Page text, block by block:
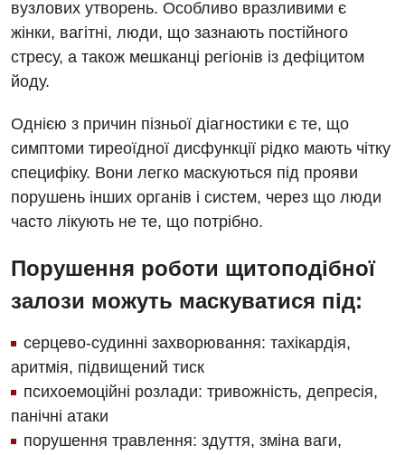
Вакцинація
Гематологія
Дерматовенерологія
Дієтологія
Ендокринологія
Кардіологія
Мамологія
Медична психологія
Неврологія
Онкологічне відділлення
Оториноларингологія
Офтальмологічне відділення
вузлових утворень. Особливо вразливими є
жінки, вагітні, люди, що зазнають постійного
стресу, а також мешканці регіонів із дефіцитом
йоду.
Однією з причин пізньої діагностики є те, що
симптоми тиреоїдної дисфункції рідко мають чітку
специфіку. Вони легко маскуються під прояви
порушень інших органів і систем, через що люди
часто лікують не те, що потрібно.
Порушення роботи щитоподібної
залози можуть маскуватися під:
серцево-судинні захворювання: тахікардія,
аритмія, підвищений тиск
психоемоційні розлади: тривожність, депресія,
панічні атаки
порушення травлення: здуття, зміна ваги,